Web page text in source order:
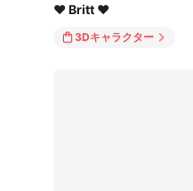
♥ Britt ♥
3Dキャラクター